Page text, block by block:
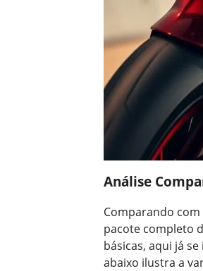
Análise
Comparando
pacote completo
básicas, aqui já
abaixo ilustra a